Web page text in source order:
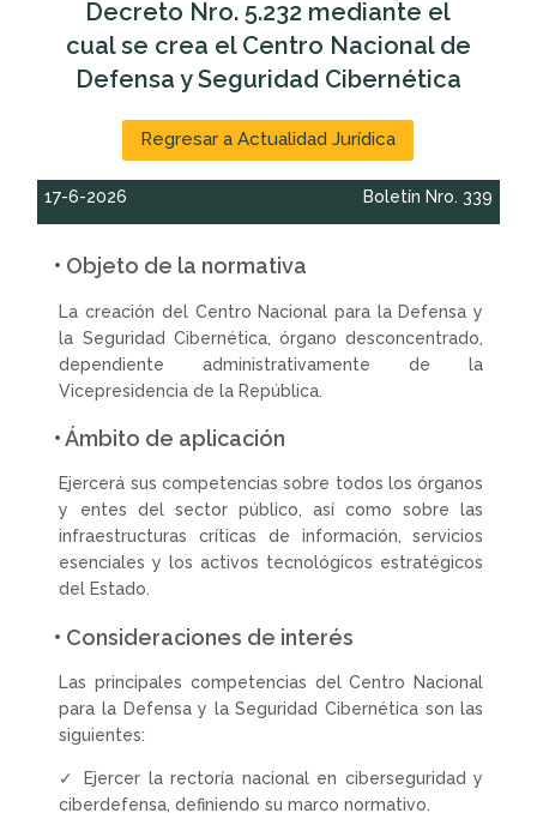
Decreto Nro. 5.232 mediante el
cual se crea el Centro Nacional de
Defensa y Seguridad Cibernética
Regresar a Actualidad Jurídica
17-6-2026 Boletín Nro. 339
• Objeto de la normativa
La creación del Centro Nacional para la Defensa y
la Seguridad Cibernética, órgano desconcentrado,
dependiente administrativamente de la
Vicepresidencia de la República.
• Ámbito de aplicación
Ejercerá sus competencias sobre todos los órganos
y entes del sector público, así como sobre las
infraestructuras críticas de información, servicios
esenciales y los activos tecnológicos estratégicos
del Estado.
• Consideraciones de interés
Las principales competencias del Centro Nacional
para la Defensa y la Seguridad Cibernética son las
siguientes:
✓ Ejercer la rectoría nacional en ciberseguridad y
ciberdefensa, definiendo su marco normativo.